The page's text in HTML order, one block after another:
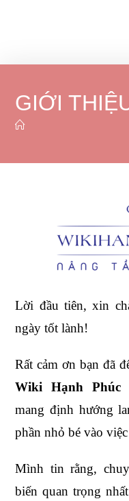
GIỚI
Lời đầu tiên, xin
ngày tốt lành!
Rất cảm ơn bạn đã
Wiki Hạnh Phúc
mang định hướng
phần nhỏ bé vào
Mình tin rằng,
biến quan trọng